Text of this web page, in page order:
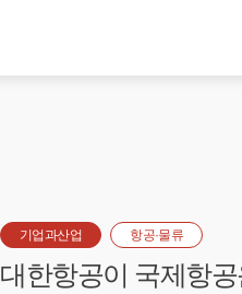
기업과산업 항공·물류
대한항공이 국제항